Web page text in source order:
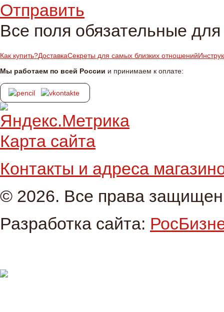
Отправить
Все поля обязательные
Как купить?ДоставкаСекреты для самых близких отношений
Мы работаем по всей России и принимаем к оплате:
Карта сайта
Контакты и адреса
© 2026. Все права
Разработка сайта: